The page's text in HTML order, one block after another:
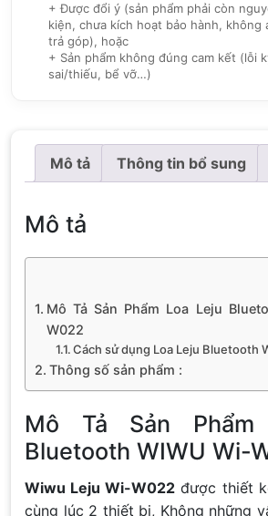
+ Được đổi ý (sản phẩm phải còn
kiện, chưa kích hoạt bảo hành, không
trả góp), hoặc
+ Sản phẩm không đúng cam kết (lỗi
sai/thiếu, bể vỡ…)
Mô tả Thông tin bổ sung
Mô tả
Mô Tả Sản Phẩm Loa Leju
W022
Cách sử dụng Loa Leju Bluetooth
Thông số sản phẩm :
Mô Tả Sản Phẩm
Bluetooth WIWU Wi-
Wiwu Leju Wi-W022 được thiết
cùng lúc 2 thiết bị, Không những